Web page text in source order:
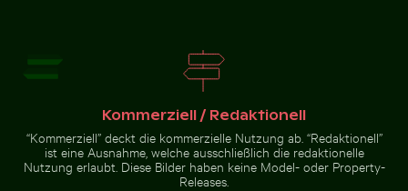
eines grünen
Kaktus mit
Weinberg Mühlensee
Kommerziell / Redaktionell
“Kommerziell” deckt die kommerzielle Nutzung ab. “Redaktionell”
ist eine Ausnahme, welche ausschließlich die redaktionelle
Nutzung erlaubt. Diese Bilder haben keine Model- oder Property-
Releases.